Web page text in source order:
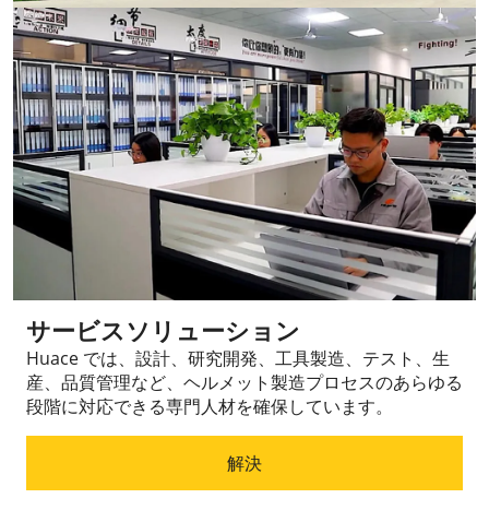
サービスソリューション
Huace では、設計、研究開発、工具製造、テスト、生
産、品質管理など、ヘルメット製造プロセスのあらゆる
段階に対応できる専門人材を確保しています。
解決